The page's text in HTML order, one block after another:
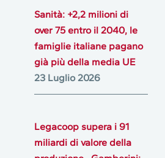
Sanità: +2,2 milioni di
over 75 entro il 2040, le
famiglie italiane pagano
già più della media UE
23 Luglio 2026
Legacoop supera i 91
miliardi di valore della